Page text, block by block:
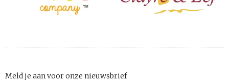
Meld je aan voor onze nieuwsbrief